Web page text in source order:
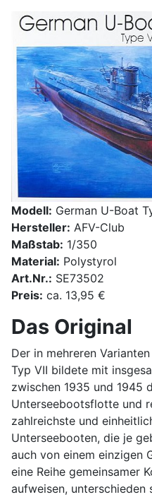
Modell: German U-Boat
Hersteller: AFV-Club
Maßstab: 1/350
Material: Polystyrol
Art.Nr.: SE73502
Preis: ca. 13,95 €
Das Original
Der in mehreren
Typ VII bildete mit
zwischen 1935 und 1945
Unterseebootsflotte und
zahlreichste und
Unterseebooten, die je
auch von einem einzigen
eine Reihe gemeinsamer
aufweisen,